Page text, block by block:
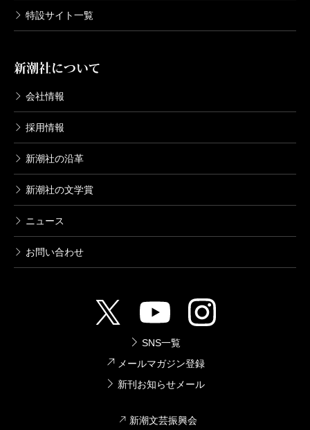
特設サイト一覧
新潮社について
会社情報
採用情報
新潮社の沿革
新潮社の文学賞
ニュース
お問い合わせ
SNS一覧
メールマガジン登録
新刊お知らせメール
新潮文芸振興会